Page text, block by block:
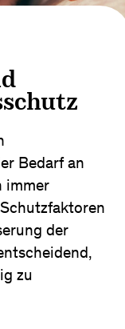
Bedarf an
immer
der
zu